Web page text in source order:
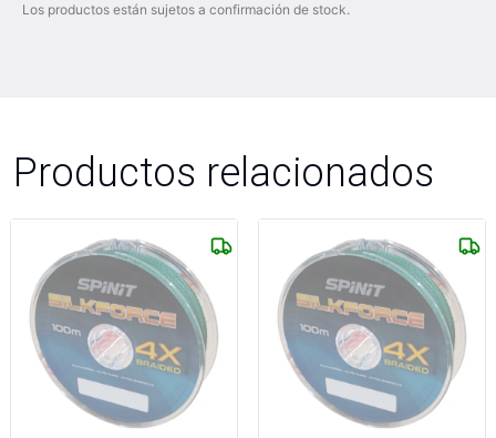
Los productos están sujetos a confirmación de stock.
Productos relacionados